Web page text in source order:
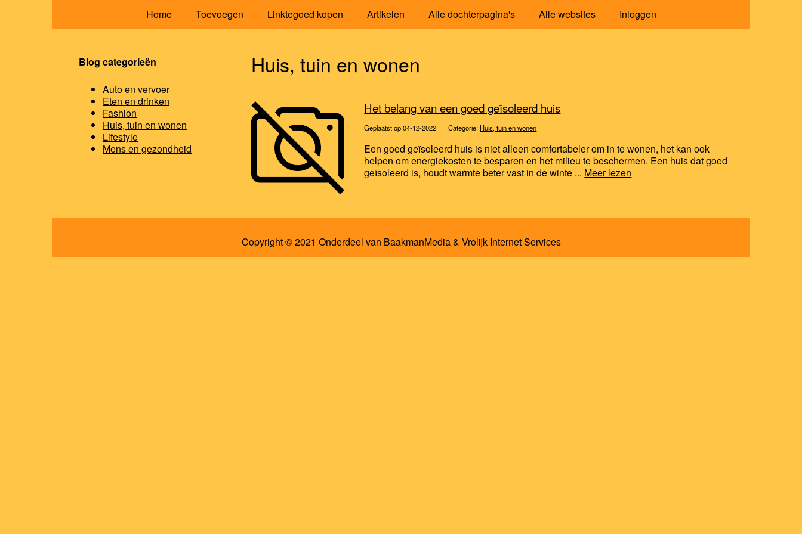
Home Toevoegen Linktegoed kopen Artikelen Alle dochterpagina's Alle websites Inloggen
Huis, tuin en wonen
Het belang van een goed geïsoleerd huis
Geplaatst op 04-12-2022 Categorie: Huis, tuin en wonen
Een goed geïsoleerd huis is niet alleen comfortabeler om in te wonen, het kan ook
helpen om energiekosten te besparen en het milieu te beschermen. Een huis dat goed
geïsoleerd is, houdt warmte beter vast in de winte ... Meer lezen
Blog categorieën
Auto en vervoer
Eten en drinken
Fashion
Huis, tuin en wonen
Lifestyle
Mens en gezondheid
Copyright © 2021 Onderdeel van BaakmanMedia& Vrolijk Internet Services